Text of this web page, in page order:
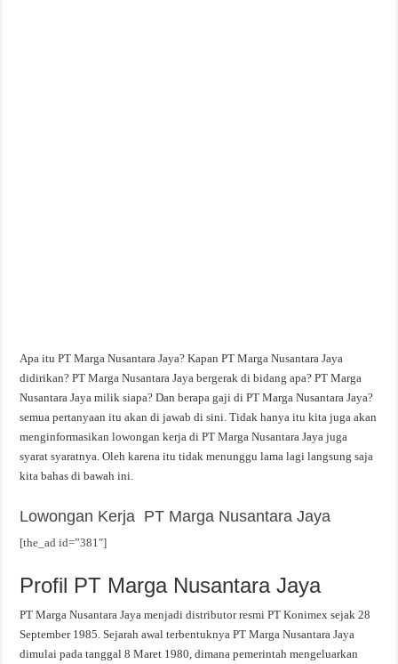
Apa itu PT Marga Nusantara Jaya? Kapan PT Marga Nusantara Jaya
didirikan? PT Marga Nusantara Jaya bergerak di bidang apa? PT Marga
Nusantara Jaya milik siapa? Dan berapa gaji di PT Marga Nusantara Jaya?
semua pertanyaan itu akan di jawab di sini. Tidak hanya itu kita juga akan
menginformasikan lowongan kerja di PT Marga Nusantara Jaya juga
syarat syaratnya. Oleh karena itu tidak menunggu lama lagi langsung saja
kita bahas di bawah ini.
Lowongan Kerja PT Marga Nusantara Jaya
[the_ad id=”381″]
Profil PT Marga Nusantara Jaya
PT Marga Nusantara Jaya menjadi distributor resmi PT Konimex sejak 28
September 1985. Sejarah awal terbentuknya PT Marga Nusantara Jaya
dimulai pada tanggal 8 Maret 1980, dimana pemerintah mengeluarkan